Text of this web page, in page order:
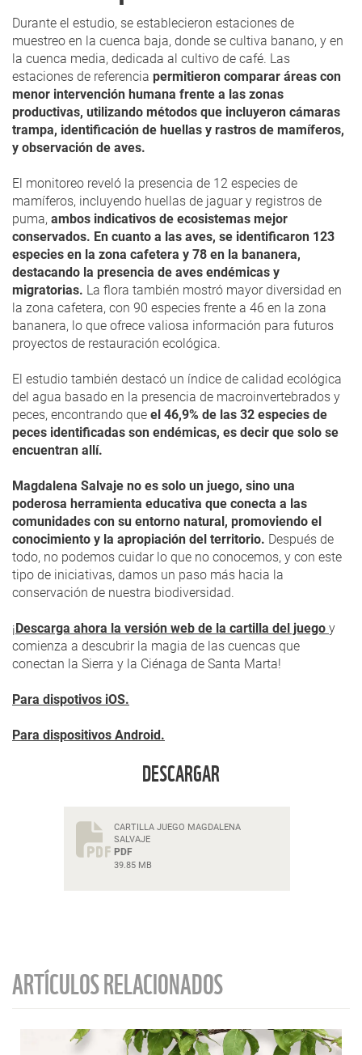
Durante el estudio, se establecieron estaciones de
muestreo en la cuenca baja, donde se cultiva banano, y en
la cuenca media, dedicada al cultivo de café. Las
estaciones de referencia permitieron comparar áreas con
menor intervención humana frente a las zonas
productivas, utilizando métodos que incluyeron cámaras
trampa, identificación de huellas y rastros de mamíferos,
y observación de aves.
El monitoreo reveló la presencia de 12 especies de
mamíferos, incluyendo huellas de jaguar y registros de
puma, ambos indicativos de ecosistemas mejor
conservados. En cuanto a las aves, se identificaron 123
especies en la zona cafetera y 78 en la bananera,
destacando la presencia de aves endémicas y
migratorias. La flora también mostró mayor diversidad en
la zona cafetera, con 90 especies frente a 46 en la zona
bananera, lo que ofrece valiosa información para futuros
proyectos de restauración ecológica.
El estudio también destacó un índice de calidad ecológica
del agua basado en la presencia de macroinvertebrados y
peces, encontrando que el 46,9% de las 32 especies de
peces identificadas son endémicas, es decir que solo se
encuentran allí.
Magdalena Salvaje no es solo un juego, sino una
poderosa herramienta educativa que conecta a las
comunidades con su entorno natural, promoviendo el
conocimiento y la apropiación del territorio. Después de
todo, no podemos cuidar lo que no conocemos, y con este
tipo de iniciativas, damos un paso más hacia la
conservación de nuestra biodiversidad.
¡Descarga ahora la versión web de la cartilla del juego y
comienza a descubrir la magia de las cuencas que
conectan la Sierra y la Ciénaga de Santa Marta!
Para dispotivos iOS.
Para dispositivos Android.
DESCARGAR
CARTILLA JUEGO MAGDALENA
SALVAJE
PDF
39.85 MB
ARTÍCULOS RELACIONADOS